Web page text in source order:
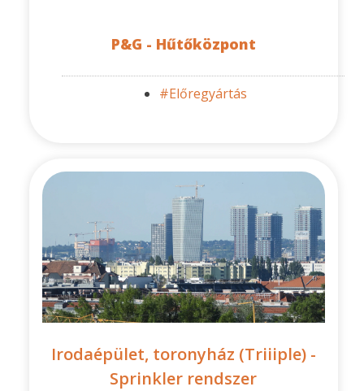
P&G - Hűtőközpont
#Előregyártás
Irodaépület, toronyház (Triiiple) -
Sprinkler rendszer